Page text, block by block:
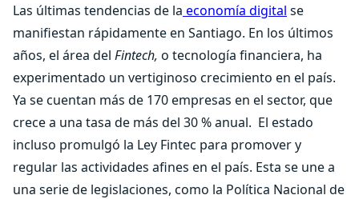
Las últimas tendencias de la economía digital se
manifiestan rápidamente en Santiago. En los últimos
años, el área del Fintech, o tecnología financiera, ha
experimentado un vertiginoso crecimiento en el país.
Ya se cuentan más de 170 empresas en el sector, que
crece a una tasa de más del 30 % anual. El estado
incluso promulgó la Ley Fintec para promover y
regular las actividades afines en el país. Esta se une a
una serie de legislaciones, como la Política Nacional de